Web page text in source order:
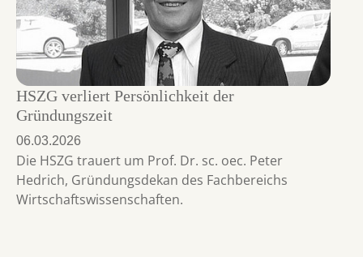
HSZG verliert Persönlichkeit der
Gründungszeit
06.03.2026
Die HSZG trauert um Prof. Dr. sc. oec. Peter
Hedrich, Gründungsdekan des Fachbereichs
Wirtschaftswissenschaften.